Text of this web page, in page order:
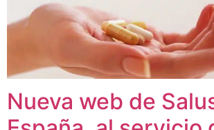
Nueva web de